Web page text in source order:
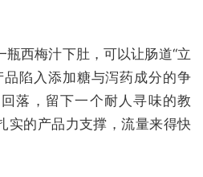
西梅汁下肚，可以让肠道“立
陷入添加糖与泻药成分的争
落，留下一个耐人寻味的教
实的产品力支撑，流量来得快